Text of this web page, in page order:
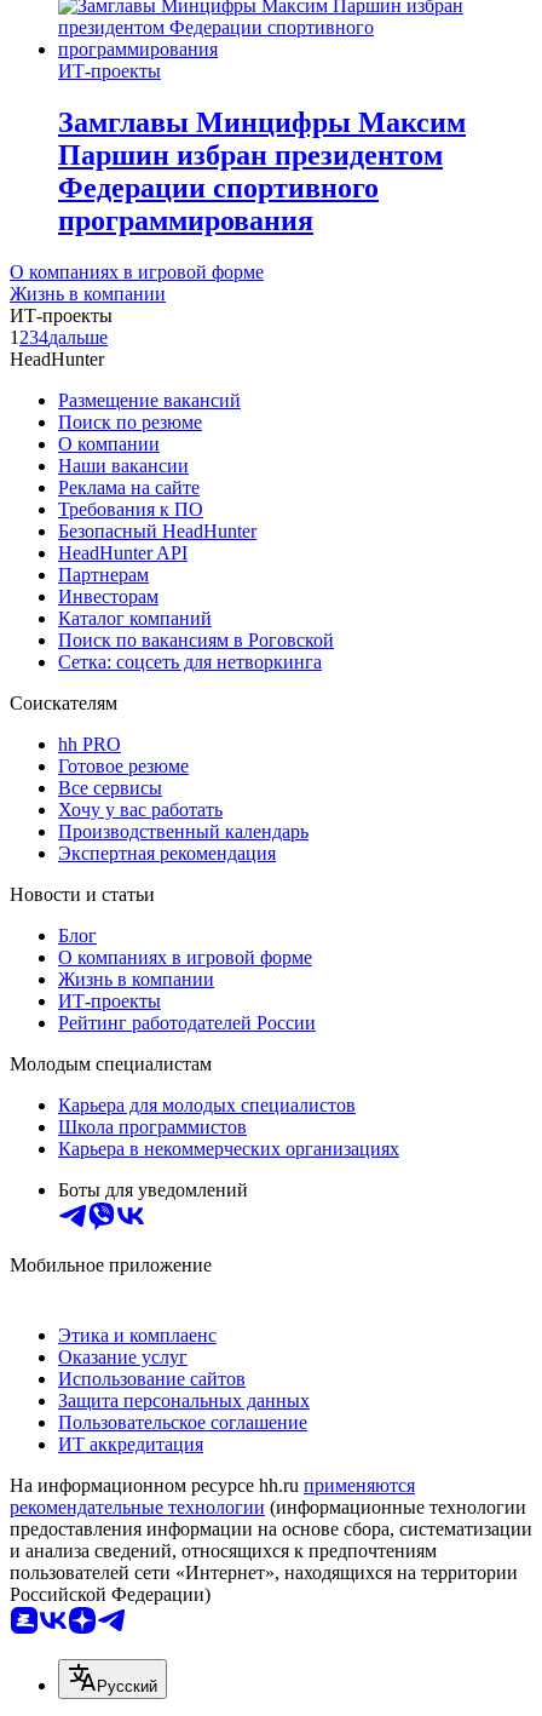
ИТ-проекты
Замглавы Минцифры Максим
Паршин избран президентом
Федерации спортивного
программирования
О компаниях в игровой форме
Жизнь в компании
ИТ-проекты
1 234дальше
HeadHunter
Размещение вакансий
Поиск по резюме
О компании
Наши вакансии
Реклама на сайте
Требования к ПО
Безопасный HeadHunter
HeadHunter API
Партнерам
Инвесторам
Каталог компаний
Поиск по вакансиям в Роговской
Сетка: соцсеть для нетворкинга
Соискателям
hh PRO
Готовое резюме
Все сервисы
Хочу у вас работать
Производственный календарь
Экспертная рекомендация
Новости и статьи
Блог
О компаниях в игровой форме
Жизнь в компании
ИТ-проекты
Рейтинг работодателей России
Молодым специалистам
Карьера для молодых специалистов
Школа программистов
Карьера в некоммерческих организациях
Боты для уведомлений
Мобильное приложение
Этика и комплаенс
Оказание услуг
Использование сайтов
Защита персональных данных
Пользовательское соглашение
ИТ аккредитация
На информационном ресурсе hh.ru применяются
рекомендательные технологии (информационные технологии
предоставления информации на основе сбора, систематизации
и анализа сведений, относящихся к предпочтениям
пользователей сети «Интернет», находящихся на территории
Российской Федерации)
Русский